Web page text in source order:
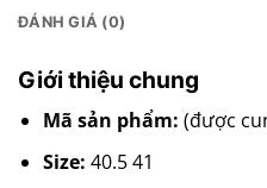
ĐÁNH GIÁ (0)
Giới thiệu chung
Mã sản phẩm: (được
Size: 40.5 41